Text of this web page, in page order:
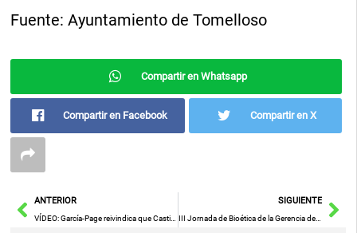
Fuente: Ayuntamiento de Tomelloso
Compartir en Whatsapp
Compartir en Facebook Compartir en X
AntANTERIOR SIGUIENTE